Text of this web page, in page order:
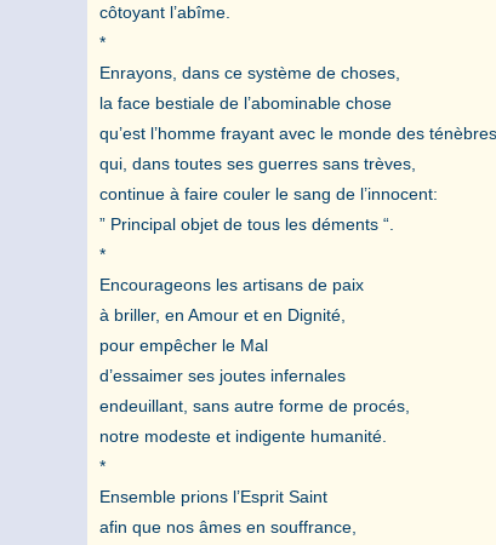
côtoyant l’abîme.
*
Enrayons, dans ce système de choses,
la face bestiale de l’abominable chose
qu’est l’homme frayant avec le monde des ténèbres
qui, dans toutes ses guerres sans trèves,
continue à faire couler le sang de l’innocent:
” Principal objet de tous les déments “.
*
Encourageons les artisans de paix
à briller, en Amour et en Dignité,
pour empêcher le Mal
d’essaimer ses joutes infernales
endeuillant, sans autre forme de procés,
notre modeste et indigente humanité.
*
Ensemble prions l’Esprit Saint
afin que nos âmes en souffrance,